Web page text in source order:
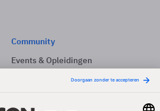
Community
Events & Opleidingen